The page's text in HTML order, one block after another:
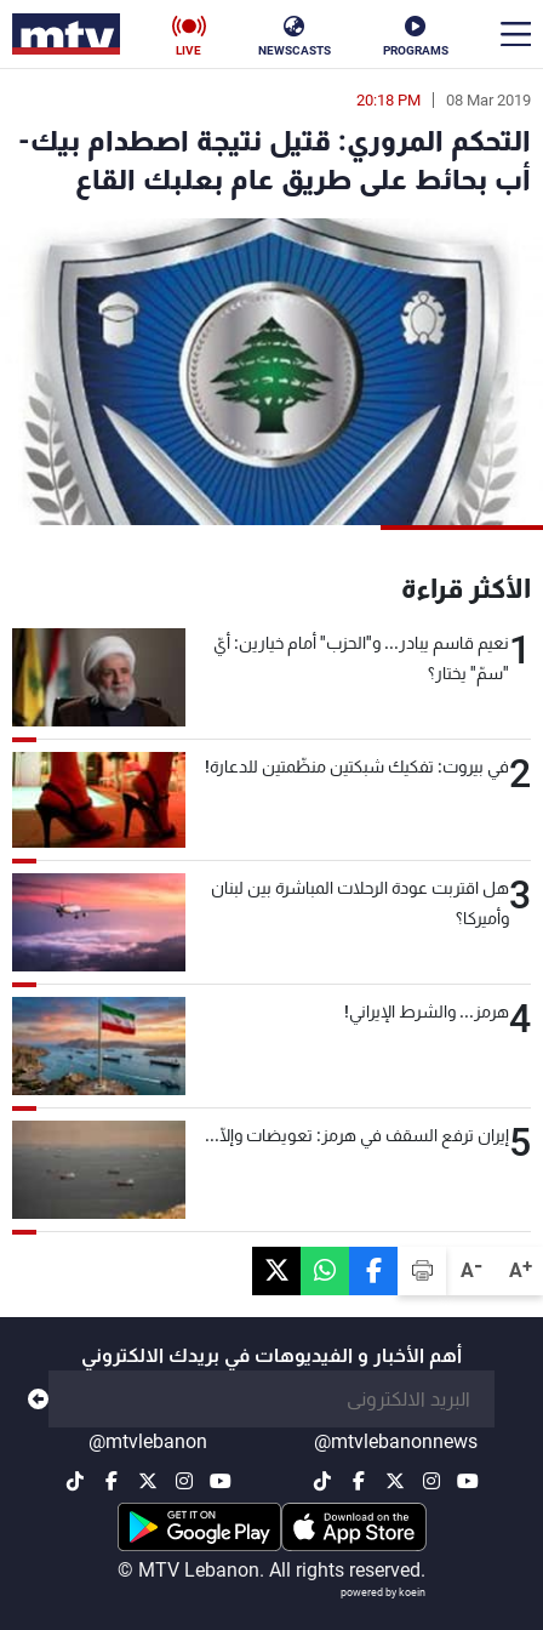
PROGRAMS
NEWSCASTS
LIVE
A+
A-
08 Mar 2019
20:18 PM
التحكم المروري: قتيل نتيجة اصطدام بيك-
أب بحائط على طريق عام بعلبك القاع
الأكثر قراءة
1نعيم قاسم يبادر... و"الحزب" أمام خيارين: أيّ
"سمّ" يختار؟
2في بيروت: تفكيك شبكتين منظّمتين للدعارة!
3هل اقتربت عودة الرحلات المباشرة بين لبنان
وأميركا؟
4هرمز... والشرط الإيراني!
5إيران ترفع السقف في هرمز: تعويضات وإلّا...
أهم الأخبار و الفيديوهات في بريدك الالكتروني
@mtvlebanonnews
@mtvlebanon
© MTV Lebanon. All rights reserved.
powered by koein
en
الأخبار
ناس
إقتصاد فن
منوعات رياضة
كأس العالم
البرامج
جدول البرامج
شاهد البرامج
الترددات
شروط الإسـتخدام
سياسة الخصوصية